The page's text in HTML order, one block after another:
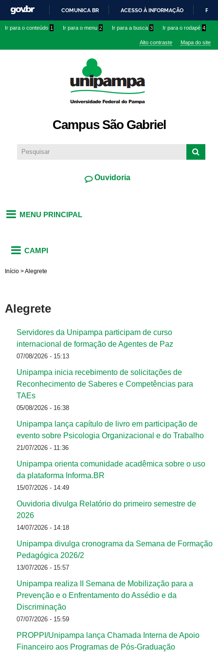
conteúdo
IR
O
COMUNICA BR ACESSO À INFORMAÇÃO
Ir para o conteúdo 1 Ir para o menu 2 Ir para a busca 3 Ir para o rodapé 4
Alto contraste Mapa do site
Campus São Gabriel
Ouvidoria
MENU PRINCIPAL
CAMPI
Início >Alegrete
Alegrete
Servidores da Unipampa participam de curso
internacional de formação de Agentes de Paz
07/08/2026 - 15:13
Unipampa inicia recebimento de solicitações de
Reconhecimento de Saberes e Competências para
TAEs
05/08/2026 - 16:38
Unipampa lança capítulo de livro em participação de
evento sobre Psicologia Organizacional e do Trabalho
21/07/2026 - 11:36
Unipampa orienta comunidade acadêmica sobre o uso
da plataforma Informa.BR
15/07/2026 - 14:49
Ouvidoria divulga Relatório do primeiro semestre de
2026
14/07/2026 - 14:18
Unipampa divulga cronograma da Semana de Formação
Pedagógica 2026/2
13/07/2026 - 15:57
Unipampa realiza II Semana de Mobilização para a
Prevenção e o Enfrentamento do Assédio e da
Discriminação
07/07/2026 - 15:59
PROPPI/Unipampa lança Chamada Interna de Apoio
Financeiro aos Programas de Pós-Graduação